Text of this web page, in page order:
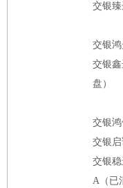
交银
交银
交银
盘）
交银
交银
交银稳
A（已